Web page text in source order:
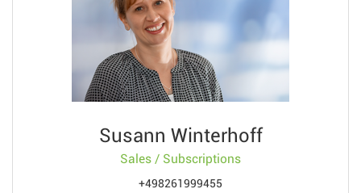
Susann Winterhoff
Sales / Subscriptions
+498261999455